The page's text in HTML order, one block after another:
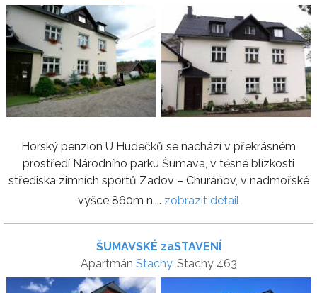
Horský penzion U Hudečků se nachází v překrásném
prostředí Národního parku Šumava, v těsné blízkosti
střediska zimních sportů Zadov – Churáňov, v nadmořské
výšce 860m n.... zobrazit detail
ŠUMAVSKÉ zaSTAVENÍ
Apartmán Stachy, Stachy 463